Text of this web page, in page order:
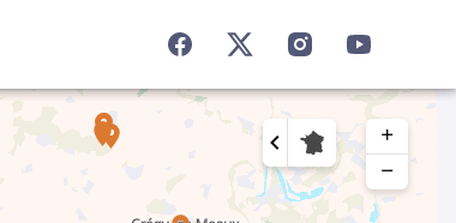
add
remove